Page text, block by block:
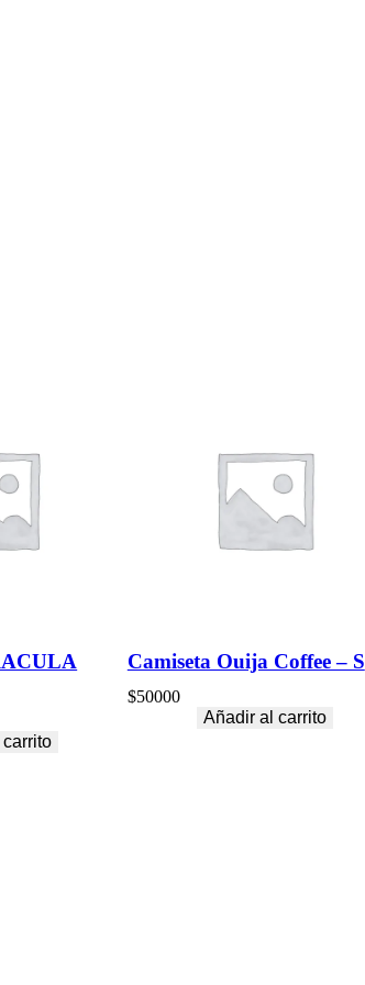
Camiseta Ouija Coffee – S
$50000
Añadir al carrito